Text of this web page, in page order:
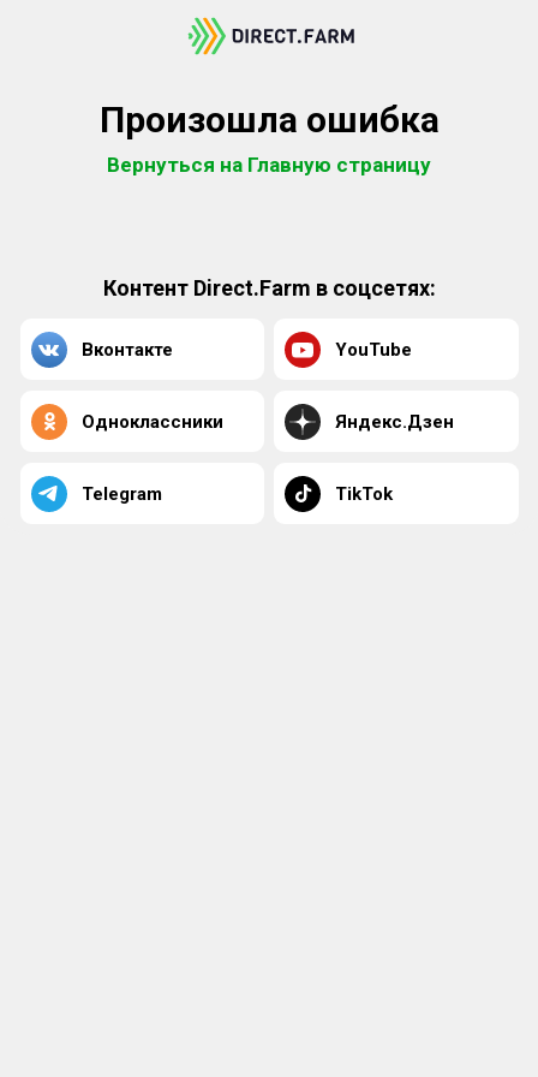
Произошла ошибка
Вернуться на Главную страницу
Контент Direct.Farm в соцсетях:
Вконтакте YouTube
Одноклассники Яндекс.Дзен
Telegram TikTok